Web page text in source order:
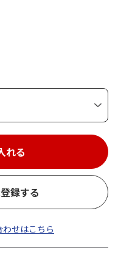
れる
録する
せはこちら